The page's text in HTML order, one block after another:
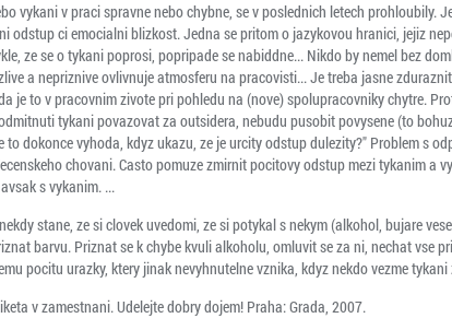
vykani v praci spravne nebo chybne, se v poslednich letech prohloubily.
odstup ci emocialni blizkost. Jedna se pritom o jazykovou hranici, jejiz
ze se o tykani poprosi, popripade se nabiddne... Nikdo by nemel bez
a nepriznive ovlivnuje atmosferu na pracovisti... Je treba jasne
je to v pracovnim zivote pri pohledu na (nove) spolupracovniky chytre.
tykani povazovat za outsidera, nebudu pusobit povysene (to
to dokonce vyhoda, kdyz ukazu, ze je urcity odstup dulezity?" Problem s
chovani. Casto pomuze zmirnit pocitovy odstup mezi tykanim a
s vykanim. ...
stane, ze si clovek uvedomi, ze si potykal s nekym (alkohol, bujare
barvu. Priznat se k chybe kvuli alkoholu, omluvit se za ni, nechat vse
pocitu urazky, ktery jinak nevyhnutelne vznika, kdyz nekdo vezme tykani
v zamestnani. Udelejte dobry dojem! Praha: Grada, 2007.